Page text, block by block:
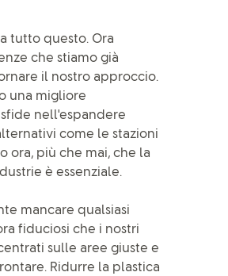
tutto questo. Ora
che stiamo già
il nostro approccio.
una migliore
nell'espandere
come le stazioni
ora, più che mai, che la
è essenziale.
mancare qualsiasi
fiduciosi che i nostri
sulle aree giuste e
Ridurre la plastica